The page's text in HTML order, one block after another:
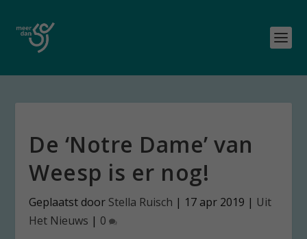
De ‘Notre Dame’ van
Weesp is er nog!
Geplaatst door Stella Ruisch | 17 apr 2019 | Uit
Het Nieuws | 0